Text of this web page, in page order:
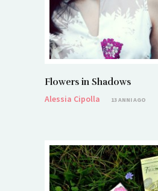
Flowers in Shadows
Alessia Cipolla
13 ANNI AGO